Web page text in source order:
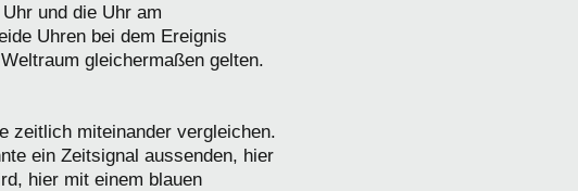
und die Uhr am
Uhren bei dem Ereignis
gleichermaßen gelten.
zeitlich miteinander vergleichen.
ein Zeitsignal aussenden, hier
hier mit einem blauen